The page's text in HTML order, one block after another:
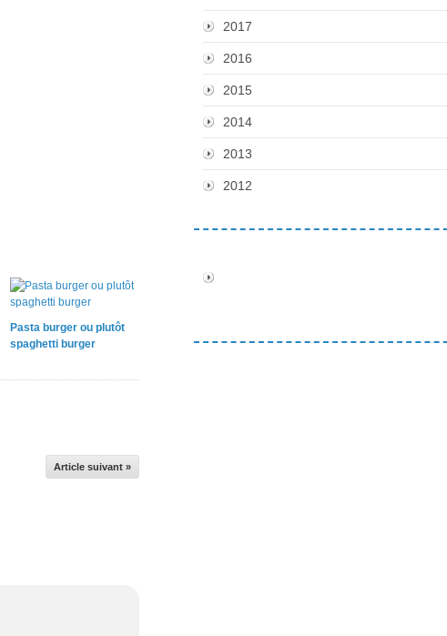
Pasta burger ou plutôt
spaghetti burger
Article suivant »
2017
2016
2015
2014
2013
2012